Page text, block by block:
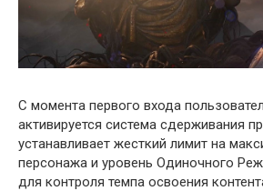
С момента первого входа
активируется система сдерживания
устанавливает жесткий лимит на
персонажа и уровень Одиночного
для контроля темпа освоения